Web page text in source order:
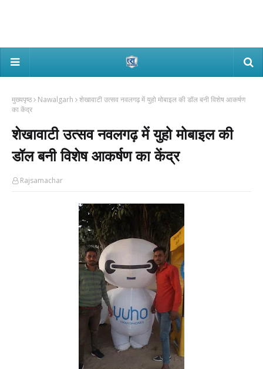
मुख्यपृष्ठ Nawalgarh
शेखावाटी उत्सव नवलगढ़ में युहो मोबाइल की डॉल बनी विशेष आकर्षण
का केंद्र
शेखावाटी उत्सव नवलगढ़ में युहो मोबाइल की
डॉल बनी विशेष आकर्षण का केंद्र
Rajsamachar